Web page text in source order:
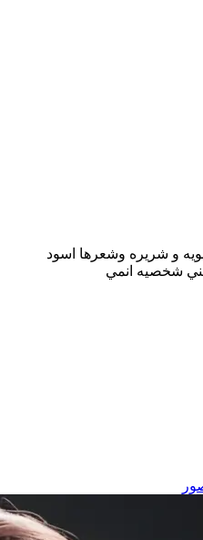
و شريره وشعرها اسود
شخصيه انمي